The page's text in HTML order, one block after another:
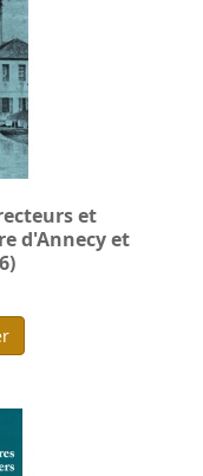
et
d'Annecy et